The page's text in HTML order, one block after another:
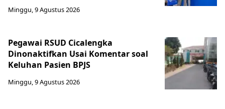
Minggu, 9 Agustus 2026
Pegawai RSUD Cicalengka
Dinonaktifkan Usai Komentar soal
Keluhan Pasien BPJS
Minggu, 9 Agustus 2026